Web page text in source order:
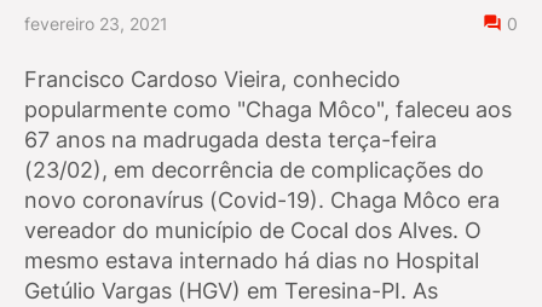
fevereiro 23, 2021 0
Francisco Cardoso Vieira, conhecido
popularmente como "Chaga Môco", faleceu aos
67 anos na madrugada desta terça-feira
(23/02), em decorrência de complicações do
novo coronavírus (Covid-19). Chaga Môco era
vereador do município de Cocal dos Alves. O
mesmo estava internado há dias no Hospital
Getúlio Vargas (HGV) em Teresina-PI. As